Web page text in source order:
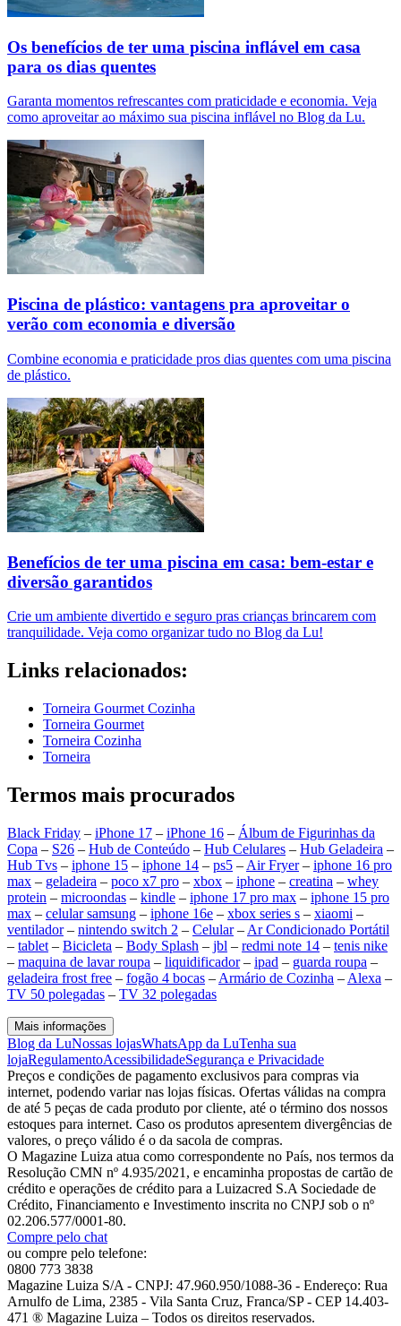
Os benefícios de ter uma piscina inflável em casa
para os dias quentes
Garanta momentos refrescantes com praticidade e economia. Veja
como aproveitar ao máximo sua piscina inflável no Blog da Lu.
Piscina de plástico: vantagens pra aproveitar o
verão com economia e diversão
Combine economia e praticidade pros dias quentes com uma piscina
de plástico.
Benefícios de ter uma piscina em casa: bem-estar e
diversão garantidos
Crie um ambiente divertido e seguro pras crianças brincarem com
tranquilidade. Veja como organizar tudo no Blog da Lu!
Links relacionados:
Torneira Gourmet Cozinha
Torneira Gourmet
Torneira Cozinha
Torneira
Termos mais procurados
Black Friday – iPhone 17 – iPhone 16 – Álbum de Figurinhas da
Copa – S26 – Hub de Conteúdo – Hub Celulares – Hub Geladeira –
Hub Tvs – iphone 15 – iphone 14 – ps5 – Air Fryer– iphone 16 pro
max – geladeira – poco x7 pro – xbox – iphone – creatina – whey
protein – microondas – kindle – iphone 17 pro max – iphone 15 pro
max – celular samsung – iphone 16e – xbox series s – xiaomi –
ventilador– nintendo switch 2 – Celular– Ar Condicionado Portátil
– tablet – Bicicleta – Body Splash – jbl – redmi note 14 – tenis nike
– maquina de lavar roupa – liquidificador– ipad – guarda roupa –
geladeira frost free – fogão 4 bocas – Armário de Cozinha – Alexa –
TV 50 polegadas – TV 32 polegadas
Mais informações
Blog da LuNossas lojasWhatsApp da LuTenha sua
lojaRegulamentoAcessibilidadeSegurança e Privacidade
Preços e condições de pagamento exclusivos para compras via
internet, podendo variar nas lojas físicas. Ofertas válidas na compra
de até 5 peças de cada produto por cliente, até o término dos nossos
estoques para internet. Caso os produtos apresentem divergências de
valores, o preço válido é o da sacola de compras.
O Magazine Luiza atua como correspondente no País, nos termos da
Resolução CMN nº 4.935/2021, e encaminha propostas de cartão de
crédito e operações de crédito para a Luizacred S.A Sociedade de
Crédito, Financiamento e Investimento inscrita no CNPJ sob o nº
02.206.577/0001-80.
Compre pelo chat
ou compre pelo telefone:
0800 773 3838
Magazine Luiza S/A - CNPJ: 47.960.950/1088-36 - Endereço: Rua
Arnulfo de Lima, 2385 - Vila Santa Cruz, Franca/SP - CEP 14.403-
471 ® Magazine Luiza – Todos os direitos reservados.